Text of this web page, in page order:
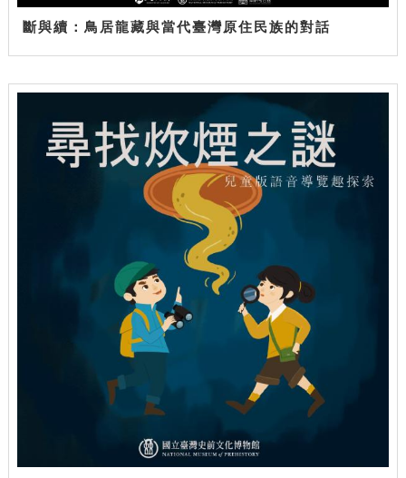
斷與續：鳥居龍藏與當代臺灣原住民族的對話